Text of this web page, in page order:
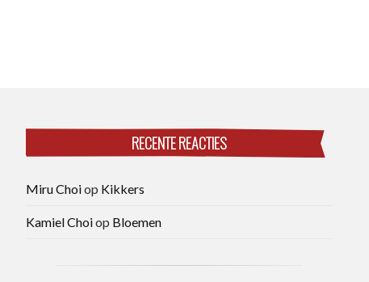
RECENTE REACTIES
Miru Choiop Kikkers
Kamiel Choiop Bloemen